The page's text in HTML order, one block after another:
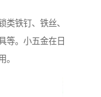
类铁钉、铁丝、
等。小五金在日
。